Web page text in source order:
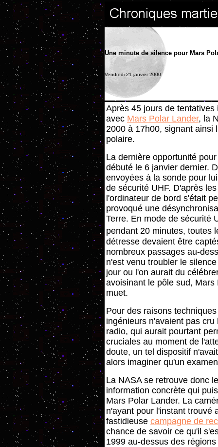
Une minute de silence pour Mars
Vendredi 21 janvier 2000
Après 45 jours de
avec Mars Polar Lander, la
2000 à 17h00, signant ainsi
polaire.
La dernière opportunité
débuté le 6 janvier dernier.
envoyées à la sonde pour
de sécurité UHF. D'après
l'ordinateur de bord s'était
provoqué une
Terre. En mode de sécurité
pendant 20 minutes, toutes
détresse devaient être
nombreux passages au-
n'est venu troubler le
jour ou l'on aurait du
avoisinant le pôle sud,
muet.
Pour des raisons
ingénieurs n'avaient pas
radio, qui aurait pourtant
cruciales au moment de
doute, un tel dispositif
alors imaginer qu'un
La NASA se retrouve donc
information concrète qui
Mars Polar Lander. La
n'ayant pour l'instant trouvé
fastidieuse campagne de
chance de savoir ce qu'il
1999 au-dessus des